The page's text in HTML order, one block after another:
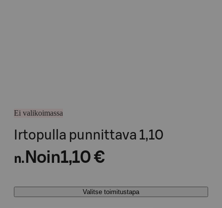
Ei valikoimassa
Irtopulla punnittava 1,10
n. Noin1,10 €
Valitse toimitustapa